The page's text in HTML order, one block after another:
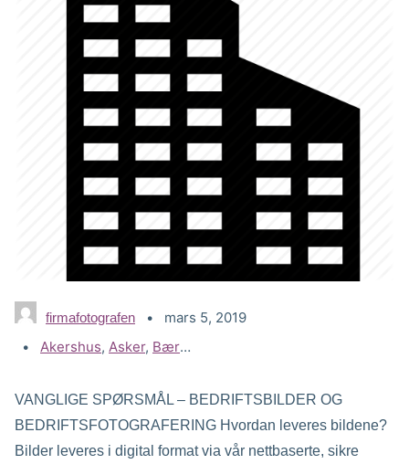
firmafotografen
mars 5, 2019
Stikkord:
Akershus, Asker, Bærum
VANGLIGE SPØRSMÅL – BEDRIFTSBILDER OG
BEDRIFTSFOTOGRAFERING Hvordan leveres bildene?
Bilder leveres i digital format via vår nettbaserte, sikre